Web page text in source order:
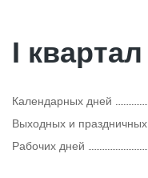
I квартал
Календарных дней
Выходных и праздничных
Рабочих дней